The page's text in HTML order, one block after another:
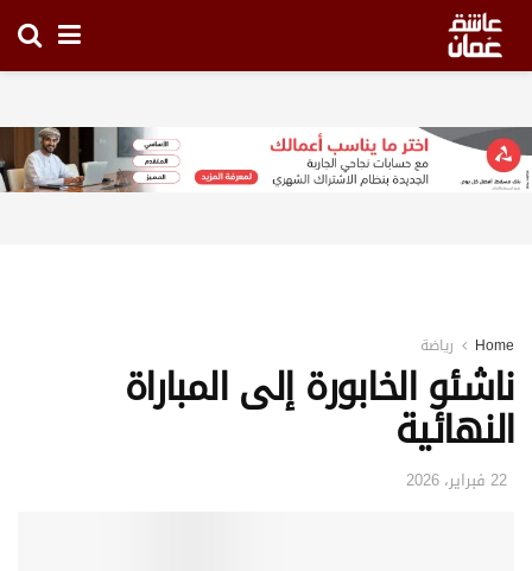
Home رياضة
ناشئو الخابورة إلى المباراة
النهائية
22 فبراير، 2026